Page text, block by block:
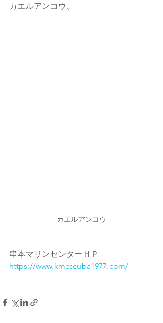
カエルアンコウ、
カエルアンコウ
串本マリンセンターＨＰ
https://www.kmcscuba1977.com/